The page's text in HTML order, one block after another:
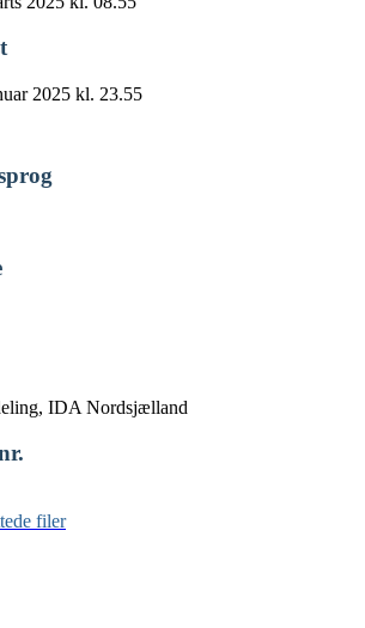
2025 kl. 23.55
IDA Nordsjælland
filer